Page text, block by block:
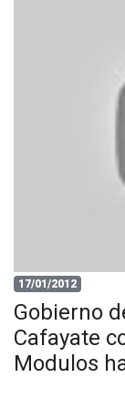
17/01/2012
Gobierno
Cafayate
Modulos